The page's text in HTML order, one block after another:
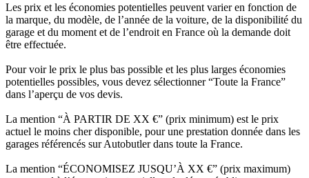
Les prix et les économies potentielles peuvent varier en fonction de
la marque, du modèle, de l’année de la voiture, de la disponibilité du
garage et du moment et de l’endroit en France où la demande doit
être effectuée.
Pour voir le prix le plus bas possible et les plus larges économies
potentielles possibles, vous devez sélectionner “Toute la France”
dans l’aperçu de vos devis.
La mention “À PARTIR DE XX €” (prix minimum) est le prix
actuel le moins cher disponible, pour une prestation donnée dans les
garages référencés sur Autobutler dans toute la France.
La mention “ÉCONOMISEZ JUSQU’À XX €” (prix maximum)